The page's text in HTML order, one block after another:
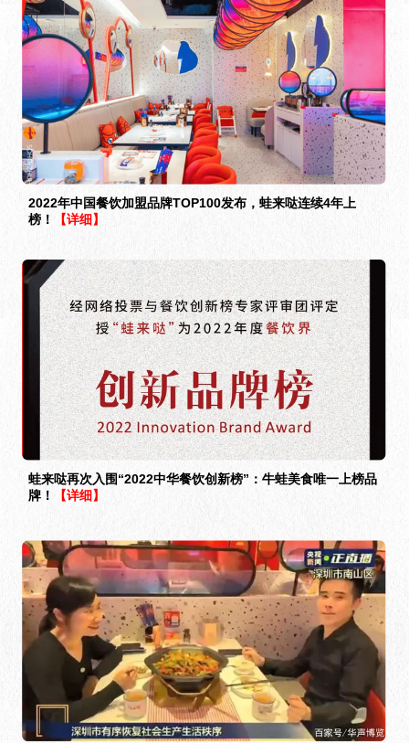
2022年中国餐饮加盟品牌TOP100发布，蛙来哒连续4年上
榜！
【详细】
蛙来哒再次入围“2022中华餐饮创新榜”：牛蛙美食唯一上榜品
牌！
【详细】